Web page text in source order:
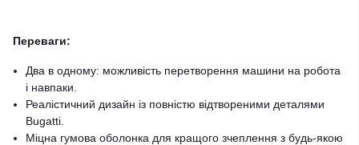
Переваги:
Два в одному: можливість перетворення машини на робота
і навпаки.
Реалістичний дизайн із повністю відтвореними деталями
Bugatti.
Міцна гумова оболонка для кращого зчеплення з будь-якою